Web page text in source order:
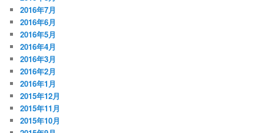
2016年7月
2016年6月
2016年5月
2016年4月
2016年3月
2016年2月
2016年1月
2015年12月
2015年11月
2015年10月